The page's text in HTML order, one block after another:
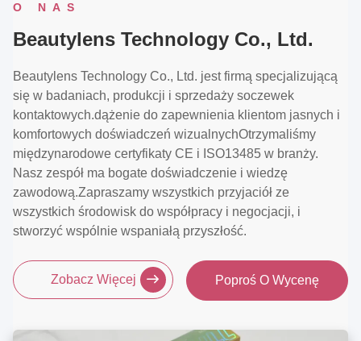
O NAS
Beautylens Technology Co., Ltd.
Beautylens Technology Co., Ltd. jest firmą specjalizującą
się w badaniach, produkcji i sprzedaży soczewek
kontaktowych.dążenie do zapewnienia klientom jasnych i
komfortowych doświadczeń wizualnychOtrzymaliśmy
międzynarodowe certyfikaty CE i ISO13485 w branży.
Nasz zespół ma bogate doświadczenie i wiedzę
zawodową.Zapraszamy wszystkich przyjaciół ze
wszystkich środowisk do współpracy i negocjacji, i
stworzyć wspólnie wspaniałą przyszłość.
Zobacz Więcej Poproś O Wycenę